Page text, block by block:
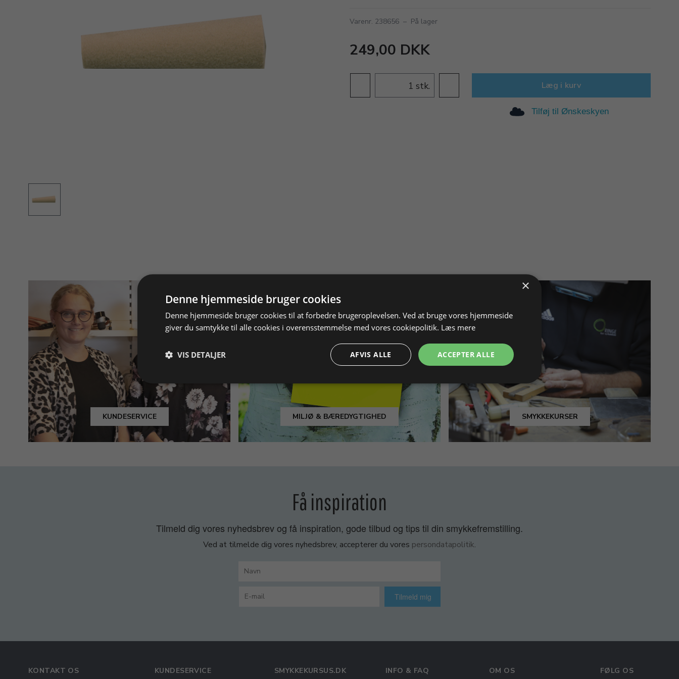
Varenr. 238656 – På lager
249,00 DKK
stk. Læg i kurv
Tilføj til Ønskeskyen
KUNDESERVICE MILJØ & BÆREDYGTIGHED SMYKKEKURSER
Få inspiration
Tilmeld dig vores nyhedsbrev og få inspiration, gode tilbud og tips til din smykkefremstilling.
Ved at tilmelde dig vores nyhedsbrev, accepterer du vores persondatapolitik.
Tilmeld mig
KONTAKT OS KUNDESERVICE SMYKKEKURSUS.DK INFO & FAQ OM OS FØLG OS
×
Denne hjemmeside bruger cookies
Denne hjemmeside bruger cookies til at forbedre brugeroplevelsen. Ved at bruge vores hjemmeside
giver du samtykke til alle cookies i overensstemmelse med vores cookiepolitik. Læs mere
ACCEPTER ALLE
AFVIS ALLE
VIS DETALJER